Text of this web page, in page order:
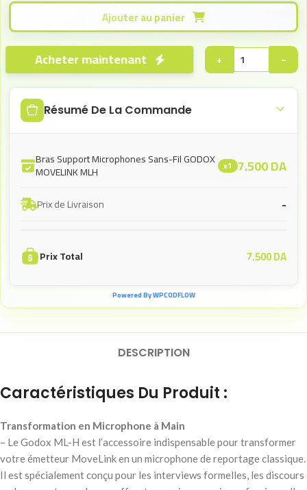
−
+
Résumé De La Commande
Bras Support Microphones Sans-Fil GODOX
MOVELINK MLH x1 7.500DA
Prix de Livraison -
Prix Total 7.500DA
Powered By WPCODFLOW
DESCRIPTION
Caractéristiques Du Produit :
Transformation en Microphone à Main
– Le Godox ML-H est l’accessoire indispensable pour transformer
votre émetteur MoveLink en un microphone de reportage classique.
Il est spécialement conçu pour les interviews formelles, les discours